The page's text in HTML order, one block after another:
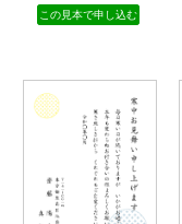
WIT-MC247
雪山にある家
この見本で申し込む